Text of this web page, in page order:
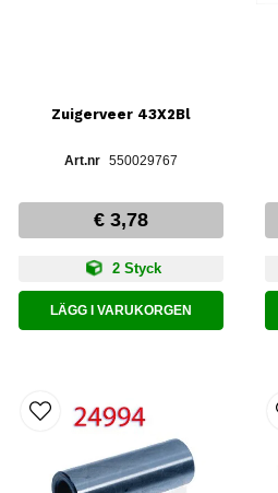
Zuigerveer 43X2Bl
550029767
€ 3,78
2 Styck
LÄGG I VARUKORGEN